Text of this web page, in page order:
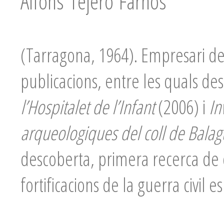
(Tarragona, 1964). Empresari
publicacions, entre les quals
l’Hospitalet de l’Infant(2006) i
arqueologiques del coll de
descoberta, primera recerca
fortificacions de la guerra civil